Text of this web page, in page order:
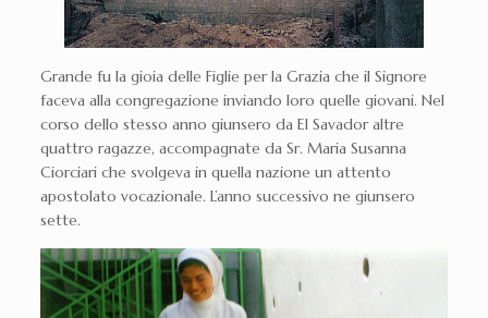
Grande fu la gioia delle Figlie per la Grazia che il Signore
faceva alla congregazione inviando loro quelle giovani. Nel
corso dello stesso anno giunsero da El Savador altre
quattro ragazze, accompagnate da Sr. Maria Susanna
Ciorciari che svolgeva in quella nazione un attento
apostolato vocazionale. L’anno successivo ne giunsero
sette.